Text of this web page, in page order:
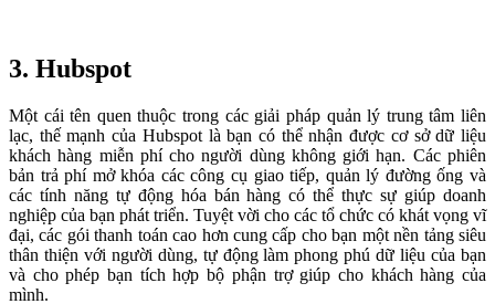
3. Hubspot
Một cái tên quen thuộc trong các giải pháp quản lý trung tâm liên
lạc, thế mạnh của Hubspot là bạn có thể nhận được cơ sở dữ liệu
khách hàng miễn phí cho người dùng không giới hạn. Các phiên
bản trả phí mở khóa các công cụ giao tiếp, quản lý đường ống và
các tính năng tự động hóa bán hàng có thể thực sự giúp doanh
nghiệp của bạn phát triển. Tuyệt vời cho các tổ chức có khát vọng vĩ
đại, các gói thanh toán cao hơn cung cấp cho bạn một nền tảng siêu
thân thiện với người dùng, tự động làm phong phú dữ liệu của bạn
và cho phép bạn tích hợp bộ phận trợ giúp cho khách hàng của
mình.